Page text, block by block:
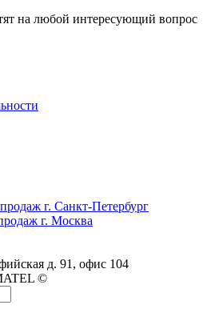
на любой интересующий вопрос
г. Санкт-Петербург
г. Москва
д. 91, офис 104
©